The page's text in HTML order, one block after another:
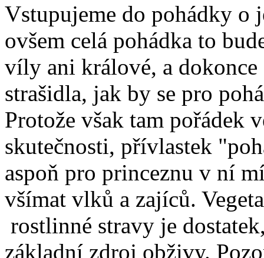
Vstupujeme do pohádky o
ovšem celá pohádka to
víly ani králové, a
strašidla, jak by se pro
Protože však tam pořádek
skutečnosti, přívlastek
aspoň pro princeznu v ní
všímat vlků a zajíců.
rostlinné stravy je
základní zdroj obživy.